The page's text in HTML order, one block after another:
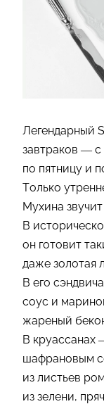
Легендарный
завтраков — с
по пятницу и
Только
Мухина
В
он готовит
даже золотая
В его
соус и
жареный
В круассанах
шафрановым
из листьев
из зелени,